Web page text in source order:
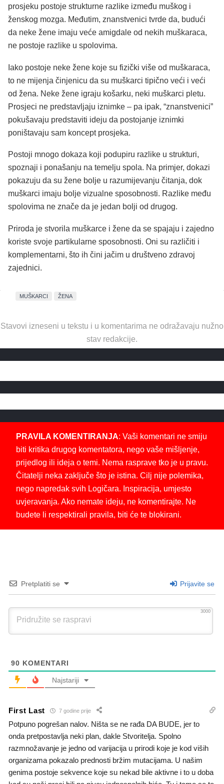
prosjeku postoje strukturne razlike između muškog i
ženskog mozga. Međutim, znanstvenici tvrde da, budući
da neke žene imaju veće amigdale od nekih muškaraca,
ne postoje razlike u spolovima.
Iako postoje neke žene koje su fizički više od muškaraca,
to ne mijenja činjenicu da su muškarci tipično veći i veći
od žena. Neke žene igraju košarku, neki muškarci pletu.
Prosjeci ne predstavljaju iznimke – pa ipak, “znanstvenici”
pokušavaju predstaviti ideju da postojanje iznimki
poništavaju sam koncept prosjeka.
Postoji mnogo dokaza koji podupiru razlike u strukturi,
spoznaji i ponašanju na temelju spola. Na primjer, dokazi
pokazuju da su žene bolje u razumijevanju čitanja, dok
muškarci imaju bolje vizualne sposobnosti. Razlike među
spolovima ne znače da je jedan bolji od drugog.
Priroda je stvorila muškarce i žene da se spajaju i zajedno
koriste svoje partikularne sposobnosti. Oni su različiti i
komplementarni, što ih čini jačim u društveno zdravoj
zajednici.
MUŠKARCI ŽENA
Stavovi izneseni u tekstu i u komentarima ne odražavaju nužno
stav redakcije.
PRAVILA KOMENTIRANJA: Vaši komentari ne smiju
biti kritika drugog komentatora, nego vaše mišljenje,
prijedlog ili ideja o temi. Nema rasprave tko je u pravu.
Čitatelji neka zaključe što je istina. Cilj nije polemika,
nego napredak svih Logičara. Inspiracija, umjesto
uvjeravanja. Ako nemate ideju, ne komentirajte. Ne
budete li respektirali pravila, biti će te blokirani.
Pretplatiti se Prijavite se
3000
90 KOMENTARI
Najstariji
First Last 7 godine prije
Potpuno pogrešan nalov. Ništa se ne rađa DA BUDE, jer to
onda pretpostavlja neki plan, dakle Stvoritelja. Spolno
razmnožavanje je jedno od varijacija u prirodi koje je kod viših
organizama pokazalo prednosti bržim mutacijama. U našim
genima postoje sekvence koje su nekad bile aktivne i to u doba